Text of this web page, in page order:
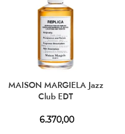
MAISON MARGIELA Jazz
Club EDT
6.370,00